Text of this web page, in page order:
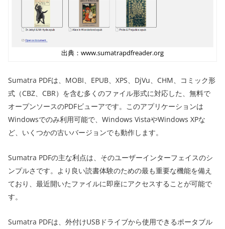
出典：www.sumatrapdfreader.org
Sumatra PDFは、MOBI、EPUB、XPS、DjVu、CHM、コミック形
式（CBZ、CBR）を含む多くのファイル形式に対応した、無料で
オープンソースのPDFビューアです。このアプリケーションは
Windowsでのみ利用可能で、Windows VistaやWindows XPな
ど、いくつかの古いバージョンでも動作します。
Sumatra PDFの主な利点は、そのユーザーインターフェイスのシ
ンプルさです。より良い読書体験のための最も重要な機能を備え
ており、最近開いたファイルに即座にアクセスすることが可能で
す。
Sumatra PDFは、外付けUSBドライブから使用できるポータブル